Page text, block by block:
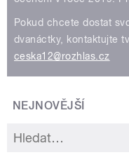
Pokud chcete dostat
dvanáctky, kontaktujte
ceska12@rozhlas.cz
NEJNOVĚJŠÍ